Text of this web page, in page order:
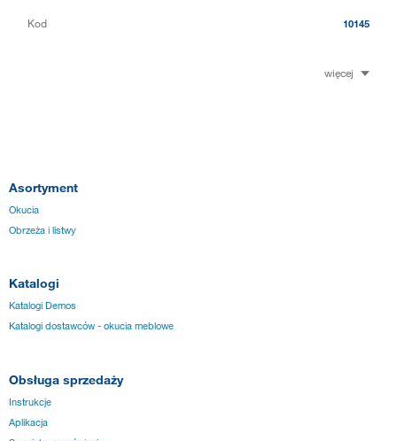
Kod 10145
więcej
Asortyment
Okucia
Obrzeża i listwy
Katalogi
Katalogi Demos
Katalogi dostawców - okucia meblowe
Obsługa sprzedaży
Instrukcje
Aplikacja